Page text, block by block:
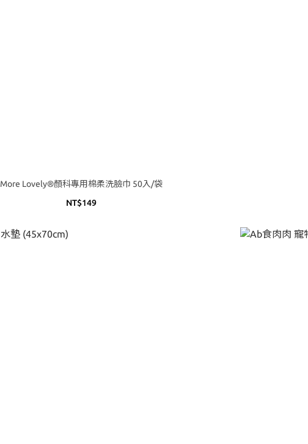
More Lovely®顏科專用棉柔洗臉巾 50入/袋
NT$149